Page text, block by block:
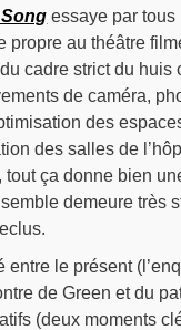
essaye par
propre au théâtre
cadre strict du huis
de caméra,
des
des salles de
tout ça donne bien
demeure très
entre le présent
de Green et du
(deux moments